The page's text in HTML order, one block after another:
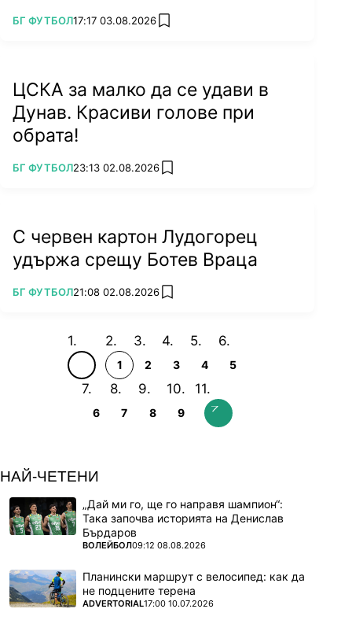
ПОВЕЧЕ ОТ
БГ ФУТБОЛ17:17 03.08.2026 add favorites
ЦСКА за малко да се удави в
Дунав. Красиви голове при
обрата!
ПОВЕЧЕ ОТ
БГ ФУТБОЛ23:13 02.08.2026 add favorites
С червен картон Лудогорец
удържа срещу Ботев Враца
ПОВЕЧЕ ОТ
БГ ФУТБОЛ21:08 02.08.2026 add favorites
1 2 3 4 5
6 7 8 9
НАЙ-ЧЕТЕНИ
„Дай ми го, ще го направя шампион“:
Така започва историята на Денислав
Бърдаров
ПОВЕЧЕ ОТ
ВОЛЕЙБОЛ09:12 08.08.2026
Планински маршрут с велосипед: как да
не подцените терена
ПОВЕЧЕ ОТ
ADVERTORIAL17:00 10.07.2026